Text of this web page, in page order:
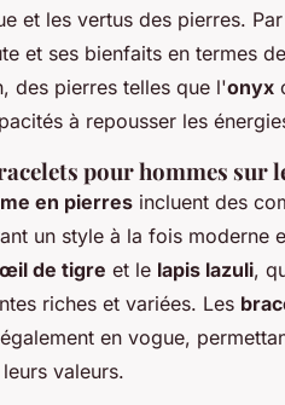
et les vertus des pierres.
et ses bienfaits en termes
des pierres telles que l'onyx
à repousser les
pour hommes sur
en pierres incluent des
un style à la fois moderne
œil de tigre et le lapis lazuli,
riches et variées. Les
en vogue,
valeurs.